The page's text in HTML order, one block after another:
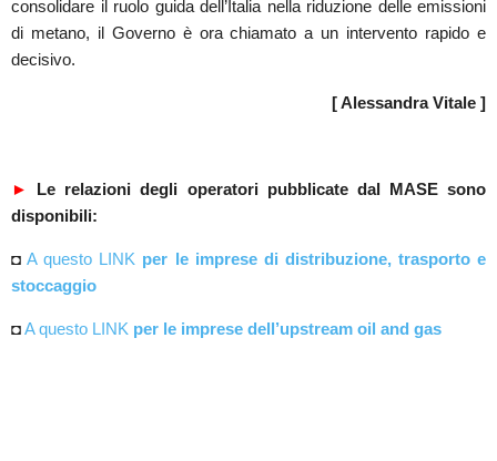
consolidare il ruolo guida dell’Italia nella riduzione delle emissioni
di metano, il Governo è ora chiamato a un intervento rapido e
decisivo.
[ Alessandra Vitale ]
►
Le relazioni degli operatori pubblicate dal MASE sono
disponibili:
◘A questo LINK per le imprese di distribuzione, trasporto e
stoccaggio
◘A questo LINK per le imprese dell’upstream oil and gas